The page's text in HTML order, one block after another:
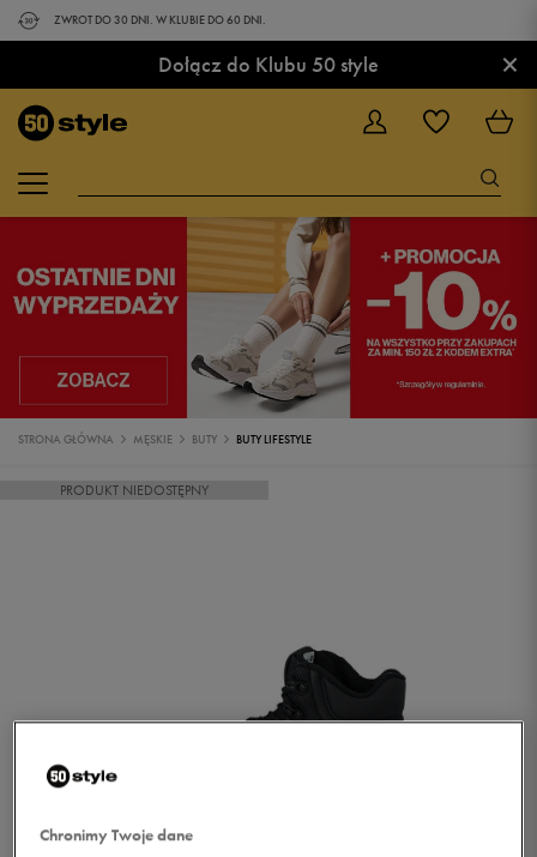
ZWROT DO 30 DNI. W KLUBIE DO 60 DNI.
Dołącz do Klubu 50 style ×
STRONA GŁÓWNA MĘSKIE BUTY BUTY LIFESTYLE
PRODUKT NIEDOSTĘPNY
Chronimy Twoje dane